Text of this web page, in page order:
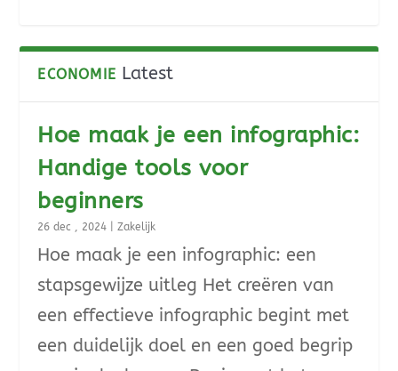
ECONOMIE Latest
Hoe maak je een infographic:
Handige tools voor
beginners
26 dec , 2024 |Zakelijk
Hoe maak je een infographic: een
stapsgewijze uitleg Het creëren van
een effectieve infographic begint met
een duidelijk doel en een goed begrip